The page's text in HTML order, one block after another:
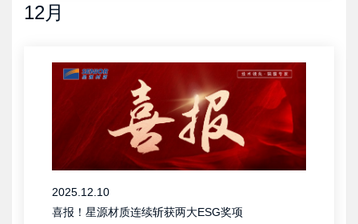
12月
2025.12.10
喜报！星源材质连续斩获两大ESG奖项